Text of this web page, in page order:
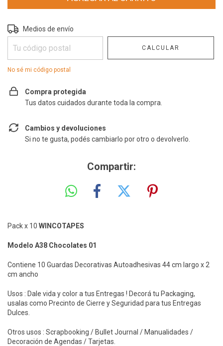
Entregas para el CP:
Medios de envío
CALCULAR
No sé mi código postal
Compra protegida
Tus datos cuidados durante toda la compra.
Cambios y devoluciones
Si no te gusta, podés cambiarlo por otro o devolverlo.
Compartir:
Pack x 10 WINCOTAPES
Modelo A38 Chocolates 01
Contiene 10 Guardas Decorativas Autoadhesivas 44 cm largo x 2
cm ancho
Usos : Dale vida y color a tus Entregas ! Decorá tu Packaging,
usalas como Precinto de Cierre y Seguridad para tus Entregas
Dulces.
Otros usos : Scrapbooking / Bullet Journal / Manualidades /
Decoración de Agendas / Tarjetas.